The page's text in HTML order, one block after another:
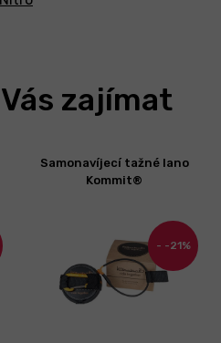
zajímat
-21%
Samonavíjecí tažné lano
Kommit®